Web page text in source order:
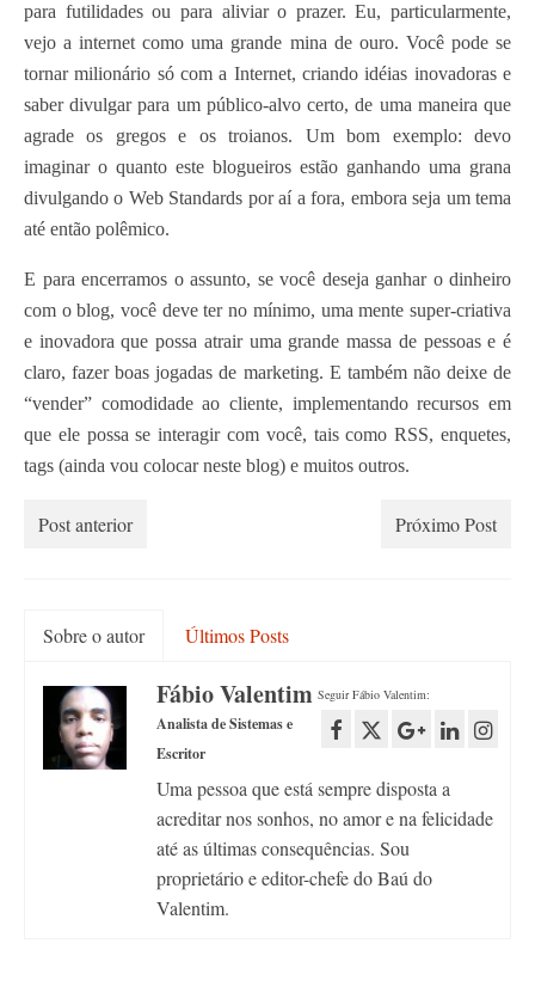
para futilidades ou para aliviar o prazer. Eu, particularmente,
vejo a internet como uma grande mina de ouro. Você pode se
tornar milionário só com a Internet, criando idéias inovadoras e
saber divulgar para um público-alvo certo, de uma maneira que
agrade os gregos e os troianos. Um bom exemplo: devo
imaginar o quanto este blogueiros estão ganhando uma grana
divulgando o Web Standards por aí a fora, embora seja um tema
até então polêmico.
E para encerramos o assunto, se você deseja ganhar o dinheiro
com o blog, você deve ter no mínimo, uma mente super-criativa
e inovadora que possa atrair uma grande massa de pessoas e é
claro, fazer boas jogadas de marketing. E também não deixe de
“vender” comodidade ao cliente, implementando recursos em
que ele possa se interagir com você, tais como RSS, enquetes,
tags (ainda vou colocar neste blog) e muitos outros.
Post anterior Próximo Post
Sobre o autor Últimos Posts
Seguir Fábio Valentim:
Fábio Valentim
Analista de Sistemas e
Escritor
Uma pessoa que está sempre disposta a
acreditar nos sonhos, no amor e na felicidade
até as últimas consequências. Sou
proprietário e editor-chefe do Baú do
Valentim.